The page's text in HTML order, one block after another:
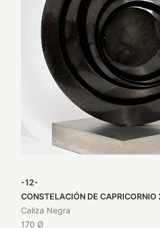
-12-
CONSTELACIÓN DE
Caliza Negra
170 Ø